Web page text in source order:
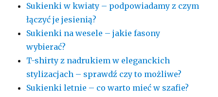
Sukienki w kwiaty – podpowiadamy z czym
łączyć je jesienią?
Sukienki na wesele – jakie fasony
wybierać?
T-shirty z nadrukiem w eleganckich
stylizacjach – sprawdź czy to możliwe?
Sukienki letnie – co warto mieć w szafie?